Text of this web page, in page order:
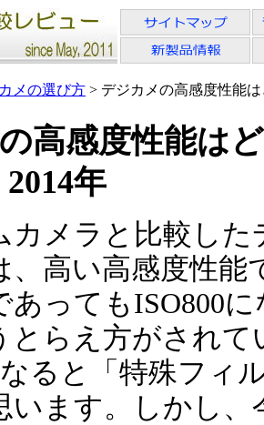
メの選び方 > デジカメの高感度性能
高感度性能は
2014年
メラと比較した
、高い高感度性
あってもISO800
とらえ方がされて
なると「特殊フィ
います。しかし